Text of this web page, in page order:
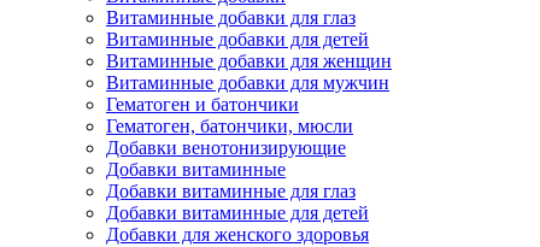
Витаминные добавки для глаз
Витаминные добавки для детей
Витаминные добавки для женщин
Витаминные добавки для мужчин
Гематоген и батончики
Гематоген, батончики, мюсли
Добавки венотонизирующие
Добавки витаминные
Добавки витаминные для глаз
Добавки витаминные для детей
Добавки для женского здоровья